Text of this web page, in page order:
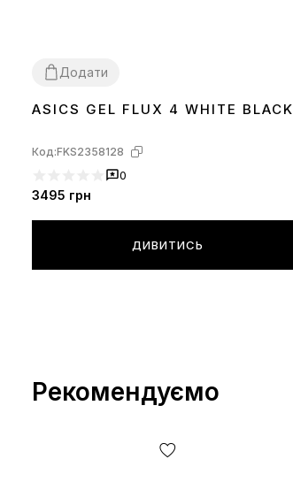
Додати
38 394044
ASICS GEL FLUX 4 WHITE BLACK
Код:FKS2358128
0
3495 грн
ДИВИТИСЬ
Рекомендуємо